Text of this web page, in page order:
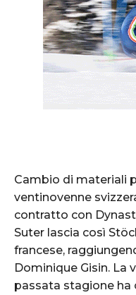
Cambio di materiali
ventinovenne
contratto con
Suter lascia così
francese,
Dominique Gisin. La
passata stagione ha